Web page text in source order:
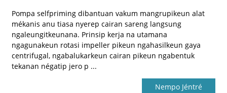
Pompa selfpriming dibantuan vakum mangrupikeun alat
mékanis anu tiasa nyerep cairan sareng langsung
ngaleungitkeunana. Prinsip kerja na utamana
ngagunakeun rotasi impeller pikeun ngahasilkeun gaya
centrifugal, ngabalukarkeun cairan pikeun ngabentuk
tekanan négatip jero p ...
Nempo Jéntré